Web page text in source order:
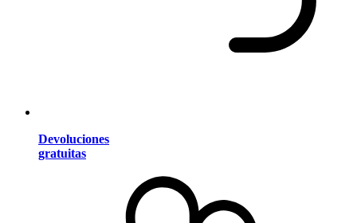
Devoluciones
gratuitas